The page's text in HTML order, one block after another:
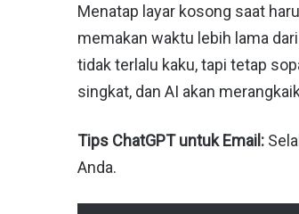
Menatap layar kosong saat
memakan waktu lebih lama
tidak terlalu kaku, tapi tetap
singkat, dan AI akan
Tips ChatGPT untuk Email:
Anda.